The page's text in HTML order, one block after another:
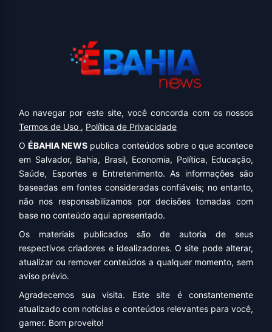
Ao navegar por este site, você concorda com os nossos
Termos de Uso , Política de Privacidade
OÉBAHIA NEWS publica conteúdos sobre o que acontece
em Salvador, Bahia, Brasil, Economia, Política, Educação,
Saúde, Esportes e Entretenimento. As informações são
baseadas em fontes consideradas confiáveis; no entanto,
não nos responsabilizamos por decisões tomadas com
base no conteúdo aqui apresentado.
Os materiais publicados são de autoria de seus
respectivos criadores e idealizadores. O site pode alterar,
atualizar ou remover conteúdos a qualquer momento, sem
aviso prévio.
Agradecemos sua visita. Este site é constantemente
atualizado com notícias e conteúdos relevantes para você,
gamer. Bom proveito!